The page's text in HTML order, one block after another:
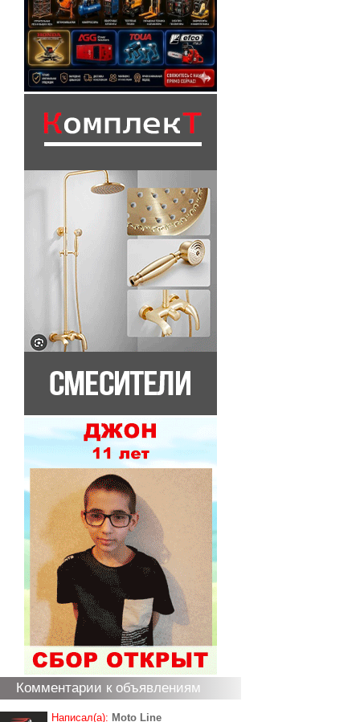
Комментарии к объявлениям
Написал(а): Moto Line